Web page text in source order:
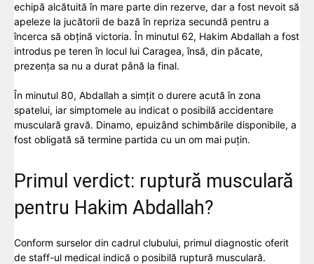
echipă alcătuită în mare parte din rezerve, dar a fost nevoit să
apeleze la jucătorii de bază în repriza secundă pentru a
încerca să obțină victoria. În minutul 62, Hakim Abdallah a fost
introdus pe teren în locul lui Caragea, însă, din păcate,
prezența sa nu a durat până la final.
În minutul 80, Abdallah a simțit o durere acută în zona
spatelui, iar simptomele au indicat o posibilă accidentare
musculară gravă. Dinamo, epuizând schimbările disponibile, a
fost obligată să termine partida cu un om mai puțin.
Primul verdict: ruptură musculară
pentru Hakim Abdallah?
Conform surselor din cadrul clubului, primul diagnostic oferit
de staff-ul medical indică o posibilă ruptură musculară.